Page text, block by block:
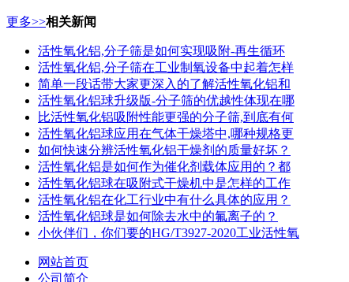
更多>>相关新闻
活性氧化铝,分子筛是如何实现吸附-再生循环
活性氧化铝,分子筛在工业制氧设备中起着怎样
简单一段话带大家更深入的了解活性氧化铝和
活性氧化铝球升级版-分子筛的优越性体现在哪
比活性氧化铝吸附性能更强的分子筛,到底有何
活性氧化铝球应用在气体干燥塔中,哪种规格更
如何快速分辨活性氧化铝干燥剂的质量好坏？
活性氧化铝是如何作为催化剂载体应用的？都
活性氧化铝球在吸附式干燥机中是怎样的工作
活性氧化铝在化工行业中有什么具体的应用？
活性氧化铝球是如何除去水中的氟离子的？
小伙伴们，你们要的HG/T3927-2020工业活性氧
网站首页
公司简介